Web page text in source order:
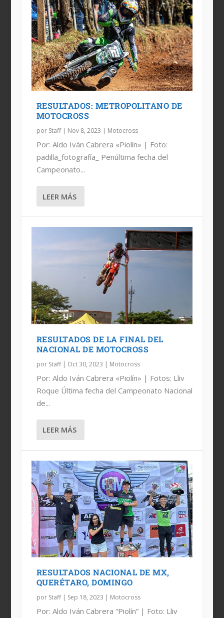
RESULTADOS DE LA FINAL DEL
NACIONAL DE MOTOCROSS
RESULTADOS NACIONAL DE MX,
QUERÉTARO, DOMINGO
MX DE LAS NACIONES 2023: PAÍSES
CONFIRMADOS
ESTADO ACTUAL DEL NACIONAL DE
MX, 2023
RESULTADOS: METROPOLITANO DE
MOTOCROSS
por Staff| Nov 8, 2023 | Motocross
Por: Aldo Iván Cabrera «Piolín» | Foto:
padilla_fotografía_ Penúltima fecha del
Campeonato...
LEER MÁS
RESULTADOS DE LA FINAL DEL
NACIONAL DE MOTOCROSS
por Staff| Oct 30, 2023 | Motocross
Por: Aldo Iván Cabrera «Piolín» | Fotos: Lliv
Roque Última fecha del Campeonato Nacional
de...
LEER MÁS
RESULTADOS NACIONAL DE MX,
QUERÉTARO, DOMINGO
por Staff| Sep 18, 2023 | Motocross
Por: Aldo Iván Cabrera “Piolín” | Foto: Lliv